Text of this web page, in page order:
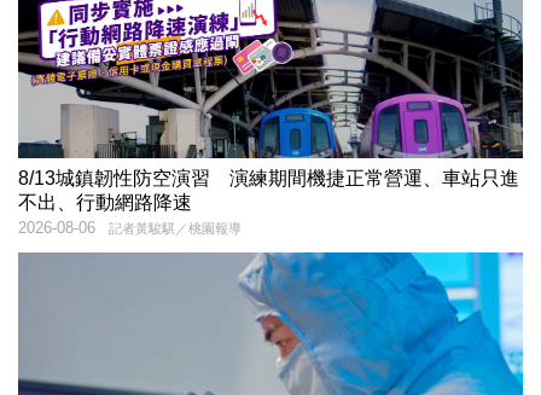
8/13城鎮韌性防空演習 演練期間機捷正常營運、車站只進
不出、行動網路降速
記者黃駿騏／桃園報導
2026-08-06